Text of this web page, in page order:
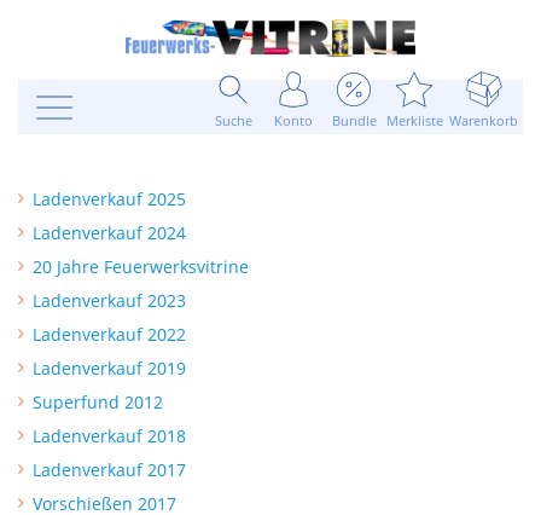
Suche Konto Bundle Merkliste Warenkorb
Ladenverkauf 2025
Ladenverkauf 2024
20 Jahre Feuerwerksvitrine
Ladenverkauf 2023
Ladenverkauf 2022
Ladenverkauf 2019
Superfund 2012
Ladenverkauf 2018
Ladenverkauf 2017
Vorschießen 2017